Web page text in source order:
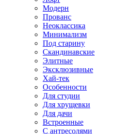
Модерн
Прованс
Неоклассика
Минимализм
Под старину
Скандинавские
Элитные
Эксклюзивные
Хай-тек
Особенности
Для студии
Для хрущевки
Для дачи
Встроенные
С антресолями